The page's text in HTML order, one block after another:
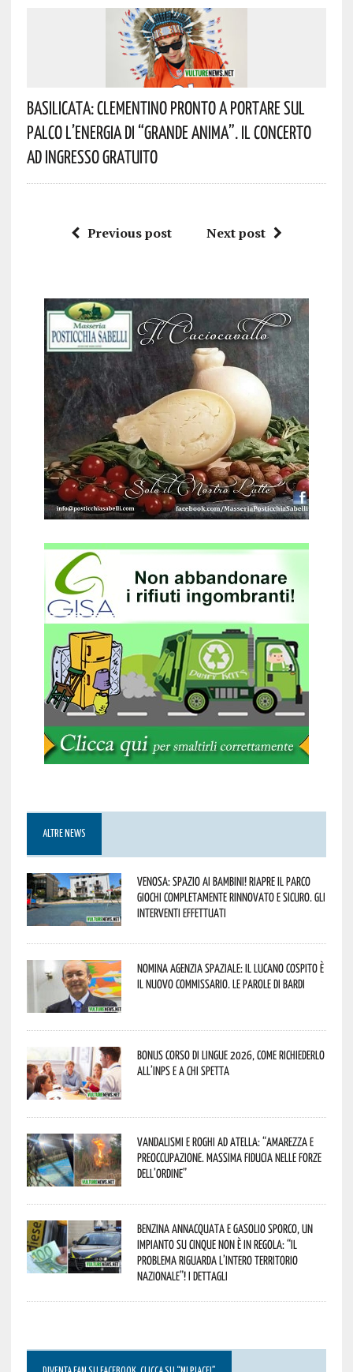
Basilicata: Clementino Pronto A Portare Sul
Palco L’energia Di “Grande Anima”. Il Concerto
Ad Ingresso Gratuito
Previous post Next post
ALTRE NEWS
Venosa: spazio ai bambini! Riapre il Parco
Giochi completamente rinnovato e sicuro. Gli
interventi effettuati
Nomina Agenzia Spaziale: il lucano Cospito è
il nuovo commissario. Le parole di Bardi
Bonus corso di lingue 2026, come richiederlo
all’INPS e a chi spetta
Vandalismi e roghi ad Atella: “Amarezza e
preoccupazione. Massima fiducia nelle Forze
dell’Ordine”
Benzina annacquata e gasolio sporco, un
impianto su cinque non è in regola: “il
problema riguarda l’intero territorio
Nazionale”! I dettagli